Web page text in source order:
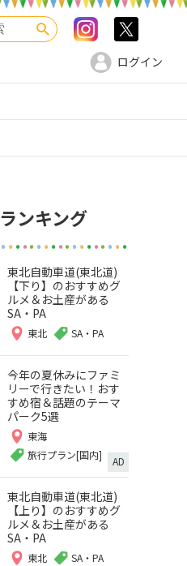
検索 Instagram
ログイン
ンキング
東北自動車道(東北道)
【下り】のおすすめグ
ルメ＆お土産がある
SA・PA
東北 SA・PA
今年の夏休みにファミ
リーで行きたい！おす
すめ宿＆話題のテーマ
パーク5選
東海
旅行プラン[国内]
AD
東北自動車道(東北道)
【上り】のおすすめグ
ルメ＆お土産がある
SA・PA
東北 SA・PA